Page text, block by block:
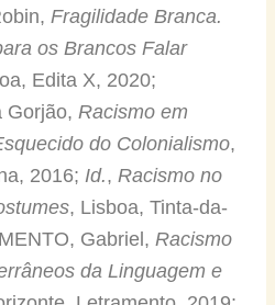
Fragilidade Branca.
os Brancos Falar
Edita X, 2020;
Gorjão, Racismo em
do Colonialismo,
2016; Id., Racismo no
, Lisboa, Tinta-da-
Gabriel, Racismo
da Linguagem e